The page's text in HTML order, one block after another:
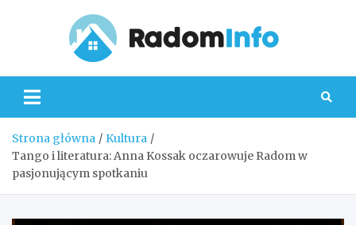
Strona główna
Kultura
Tango i literatura: Anna Kossak oczarowuje Radom w
pasjonującym spotkaniu